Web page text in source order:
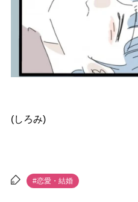
(しろみ)
#恋愛・結婚